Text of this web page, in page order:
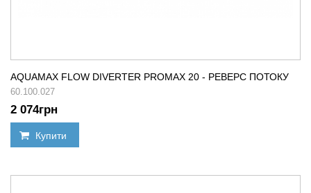
AQUAMAX FLOW DIVERTER PROMAX 20 - РЕВЕРС ПОТОКУ
60.100.027
2 074грн
Купити